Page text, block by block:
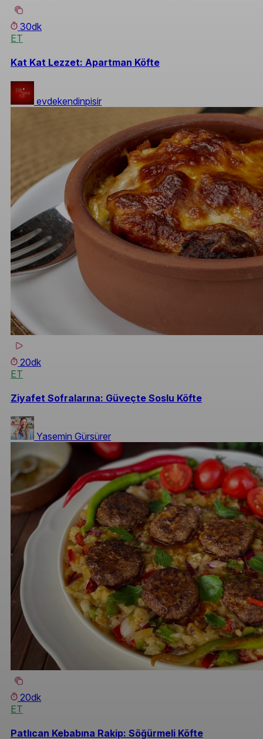
30dk
ET
Kat Kat Lezzet: Apartman Köfte
evdekendinpisir
20dk
ET
Ziyafet Sofralarına: Güveçte Soslu Köfte
Yasemin Gürsürer
20dk
ET
Patlıcan Kebabına Rakip: Söğürmeli Köfte